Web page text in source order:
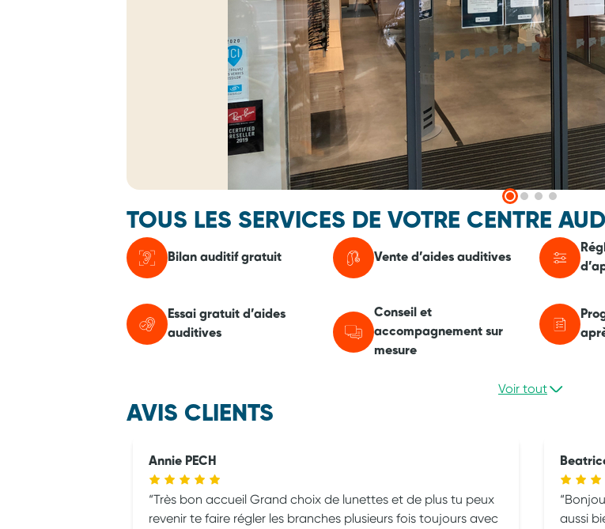
TOUS LES SERVICES DE VOTRE CENTRE
Bilan auditif gratuit Vente d’aides auditives
Essai gratuit d’aides
auditives
Conseil et
accompagnement sur
mesure
Voir tout
AVIS CLIENTS
Annie PECH
Très bon accueil Grand choix de lunettes et de plus tu peux
revenir te faire régler les branches plusieurs fois toujours avec
aussi